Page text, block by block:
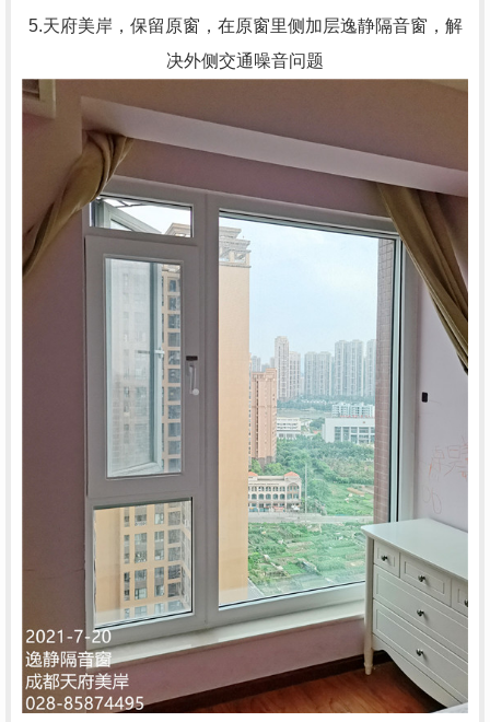
5.天府美岸，保留原窗，在原窗里侧加层逸静隔音窗，解
决外侧交通噪音问题